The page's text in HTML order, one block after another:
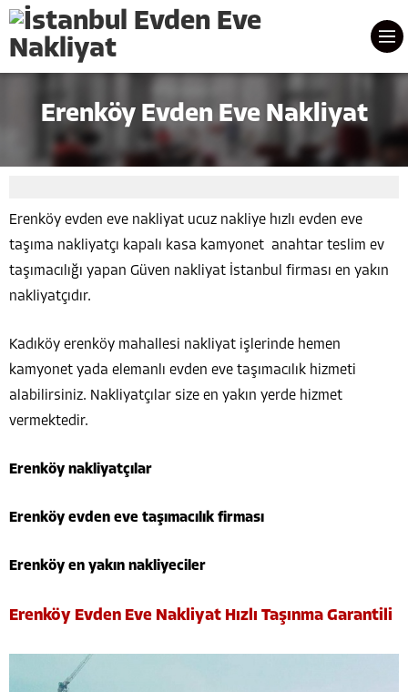
Erenköy Evden Eve Nakliyat
Erenköy evden eve nakliyat ucuz nakliye hızlı evden eve
taşıma nakliyatçı kapalı kasa kamyonet anahtar teslim ev
taşımacılığı yapan Güven nakliyat İstanbul firması en yakın
nakliyatçıdır.
Kadıköy erenköy mahallesi nakliyat işlerinde hemen
kamyonet yada elemanlı evden eve taşımacılık hizmeti
alabilirsiniz. Nakliyatçılar size en yakın yerde hizmet
vermektedir.
Erenköy nakliyatçılar
Erenköy evden eve taşımacılık firması
Erenköy en yakın nakliyeciler
Erenköy Evden Eve Nakliyat Hızlı Taşınma Garantili